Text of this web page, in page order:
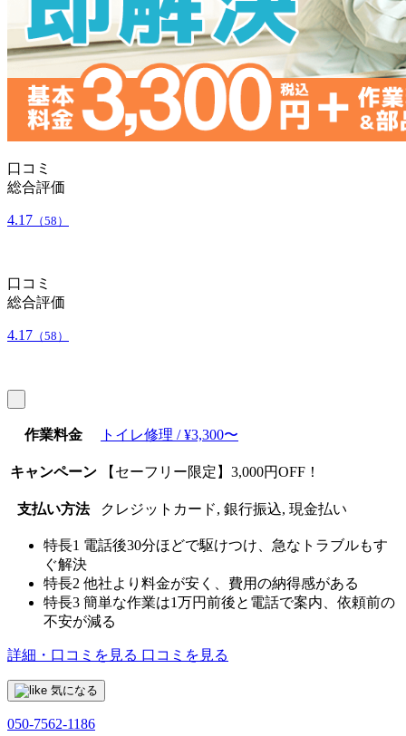
口コミ
総合評価
4.17 （58）
口コミ
総合評価
4.17 （58）
作業料金 トイレ修理 / ¥3,300〜
キャンペーン 【セーフリー限定】3,000円OFF！
支払い方法 クレジットカード, 銀行振込, 現金払い
特長1 電話後30分ほどで駆けつけ、急なトラブルもす
ぐ解決
特長2 他社より料金が安く、費用の納得感がある
特長3 簡単な作業は1万円前後と電話で案内、依頼前の
不安が減る
詳細・口コミを見る 口コミを見る
気になる
050-7562-1186